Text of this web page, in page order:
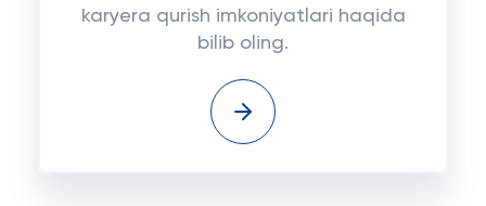
karyera qurish imkoniyatlari haqida
bilib oling.